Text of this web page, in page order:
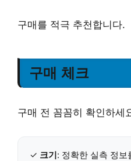
구매를 적극 추천합니다.
구매 체크
구매 전 꼼꼼히 확인하세
✓ 크기: 정확한 실측 정보